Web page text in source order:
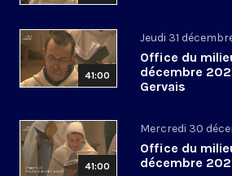
41:00
Jeudi 31
Office du
décembre
Gervais
41:00
Mercredi 30
Office du
décembre